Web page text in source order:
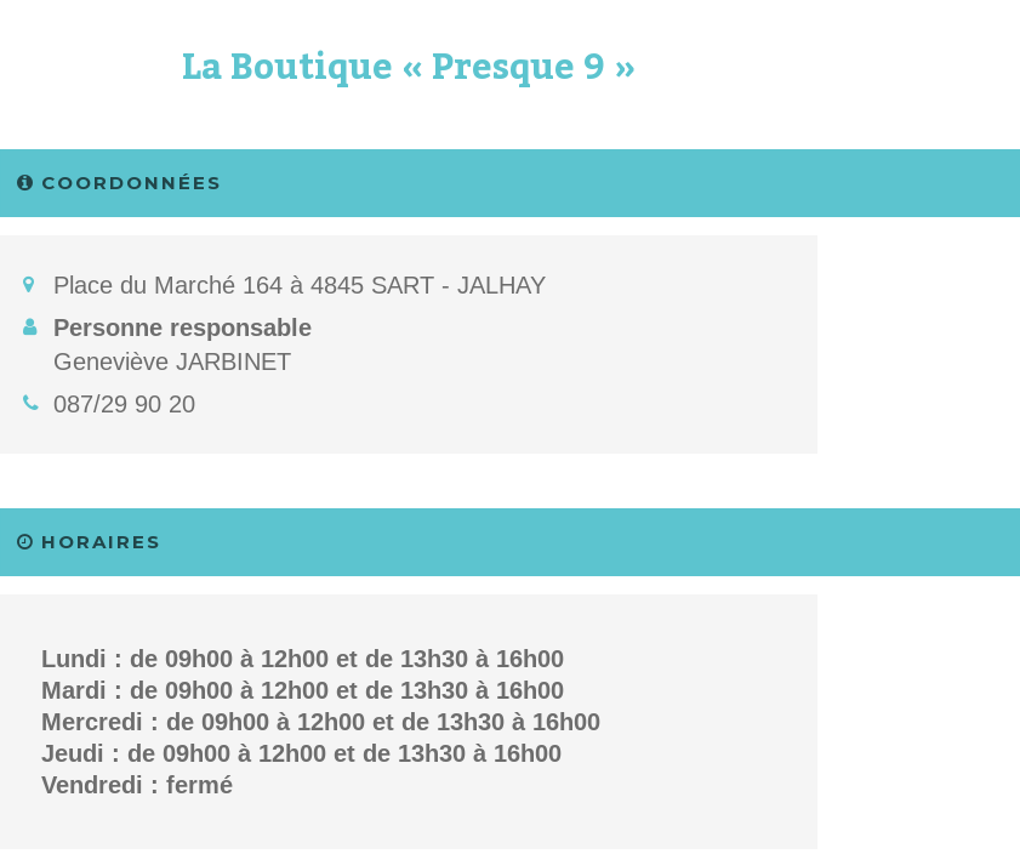
La Boutique « Presque 9 »
COORDONNÉES
Place du Marché 164 à 4845 SART - JALHAY
Personne responsable
Geneviève JARBINET
087/29 90 20
HORAIRES
Lundi : de 09h00 à 12h00 et de 13h30 à 16h00
Mardi : de 09h00 à 12h00 et de 13h30 à 16h00
Mercredi : de 09h00 à 12h00 et de 13h30 à 16h00
Jeudi : de 09h00 à 12h00 et de 13h30 à 16h00
Vendredi : fermé